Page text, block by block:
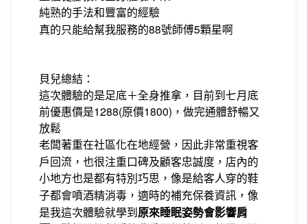
純熟的手法和豐富的經驗
真的只能給幫我服務的88號師傅5顆星啊
貝兒總結：
這次體驗的是足底＋全身推拿，目前到七月底
前優惠價是1288(原價1800)，做完通體舒暢又
放鬆
老闆著重在社區化在地經營，因此非常重視客
戶回流，也很注重口碑及顧客忠誠度，店內的
小地方也是都有特別巧思，像是給客人穿的鞋
子都會噴酒精消毒，適時的補充保養資訊，像
是我這次體驗就學到原來睡眠姿勢會影響肩